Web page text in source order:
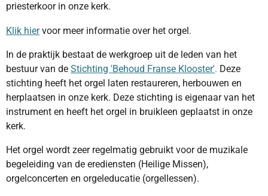
priesterkoor in onze kerk.
Klik hier voor meer informatie over het orgel.
In de praktijk bestaat de werkgroep uit de leden van het
bestuur van de Stichting 'Behoud Franse Klooster'. Deze
stichting heeft het orgel laten restaureren, herbouwen en
herplaatsen in onze kerk. Deze stichting is eigenaar van het
instrument en heeft het orgel in bruikleen geplaatst in onze
kerk.
Het orgel wordt zeer regelmatig gebruikt voor de muzikale
begeleiding van de erediensten (Heilige Missen),
orgelconcerten en orgeleducatie (orgellessen).